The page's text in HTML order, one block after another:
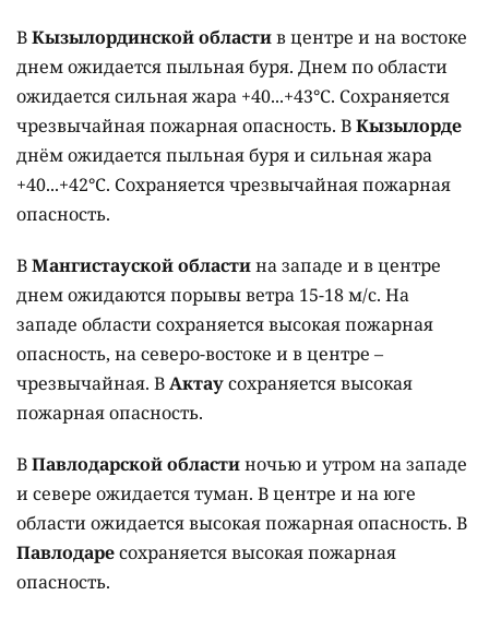
ВКызылординской областив центре и на востоке
днем ожидается пыльная буря. Днем по области
ожидается сильная жара +40...+43°C. Сохраняется
чрезвычайная пожарная опасность. ВКызылорде
днём ожидается пыльная буря и сильная жара
+40...+42°C. Сохраняется чрезвычайная пожарная
опасность.
ВМангистауской областина западе и в центре
днем ожидаются порывы ветра 15-18 м/с. На
западе области сохраняется высокая пожарная
опасность, на северо-востоке и в центре –
чрезвычайная. ВАктаусохраняется высокая
пожарная опасность.
ВПавлодарской областиночью и утром на западе
и севере ожидается туман. В центре и на юге
области ожидается высокая пожарная опасность. В
Павлодаресохраняется высокая пожарная
опасность.